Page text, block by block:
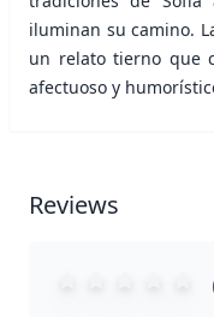
iluminan su camino.
un relato tierno que
afectuoso y
Reviews